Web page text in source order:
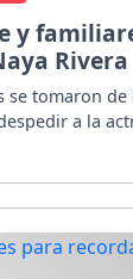
y
Rivera
se tomaron
a la